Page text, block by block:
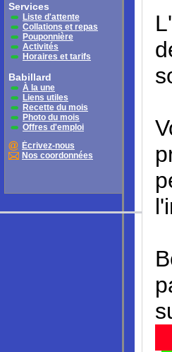
Services
Liste d'attente
Collations et repas
Pouponnière
Activités
Horaires et tarifs
Babillard
À la une
Liens utiles
Recette du mois
Photo du mois
Offres d'emploi
Écrivez-nous
Nos coordonnées